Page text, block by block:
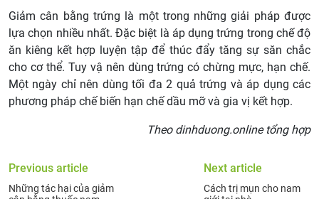
Giảm cân bằng trứng là một trong những giải pháp được
lựa chọn nhiều nhất. Đặc biệt là áp dụng trứng trong chế độ
ăn kiêng kết hợp luyện tập để thúc đẩy tăng sự săn chắc
cho cơ thể. Tuy vậ nên dùng trứng có chừng mực, hạn chế.
Một ngày chỉ nên dùng tối đa 2 quả trứng và áp dụng các
phương pháp chế biến hạn chế dầu mỡ và gia vị kết hợp.
Theo dinhduong.online tổng hợp
Previous article
Những tác hại của giảm
Next article
Cách trị mụn cho nam